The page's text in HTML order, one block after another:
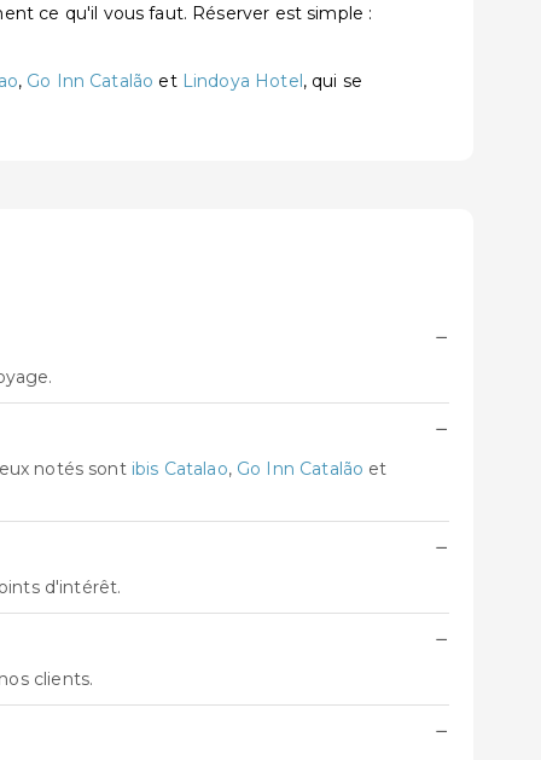
ce qu'il vous faut. Réserver est simple :
, Go Inn Catalão et Lindoya Hotel, qui se
−
−
notés sont ibis Catalao, Go Inn Catalão et
−
d'intérêt.
−
clients.
−